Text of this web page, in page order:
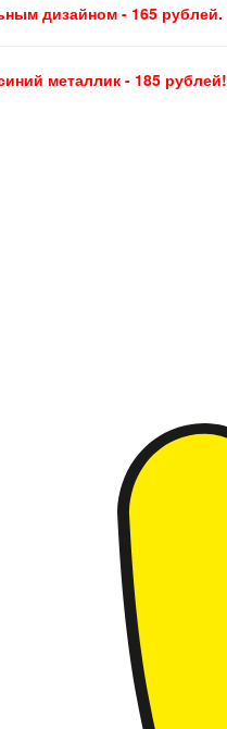
дизайном - 165 рублей.
металлик - 185 рублей!